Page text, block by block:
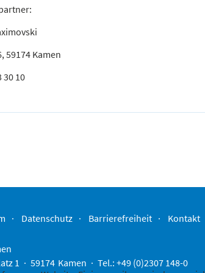
59174 Kamen
30 10
Datenschutz Barrierefreiheit Kontakt
1
59174 Kamen
Tel.: +49 (0)2307 148-0